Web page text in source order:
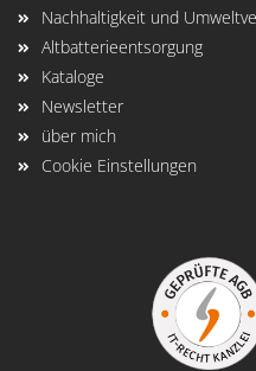
Nachhaltigkeit und
Altbatterieentsorgung
Kataloge
Newsletter
über mich
Cookie Einstellungen